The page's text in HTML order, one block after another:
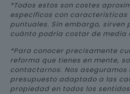
*Todos estos son costes
específicos con características
puntuales. Sin embargo,
cuánto podría costar de media
*Para conocer precisamente
reforma que tienes en mente,
contactarnos. Nos
presupuesto adaptado a las
propiedad en todos los